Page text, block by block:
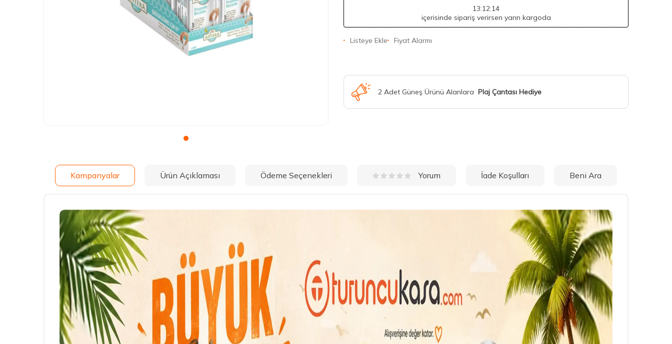
13:12:12
içerisinde sipariş verirsen yarın kargoda
Listeye Ekle Fiyat Alarmı
2 Adet Güneş Ürünü Alanlara Plaj Çantası Hediye
Kampanyalar Ürün Açıklaması Ödeme Seçenekleri Yorum İade Koşulları Beni Ara